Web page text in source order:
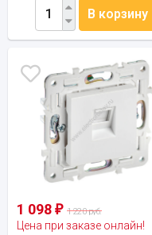
В корзину
1 098 ₽ 1 220 руб.
Цена при заказе онлайн!